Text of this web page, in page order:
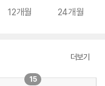
12개월 24개월
더보기
15